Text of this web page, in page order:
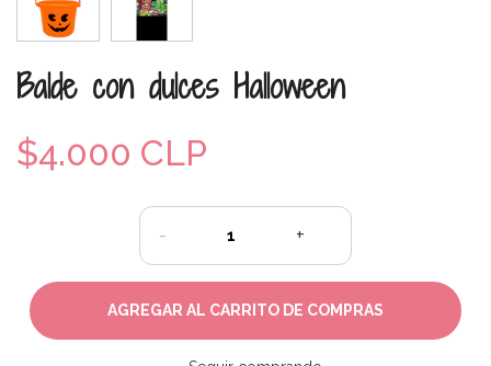
Balde con dulces Halloween
$4.000 CLP
- +